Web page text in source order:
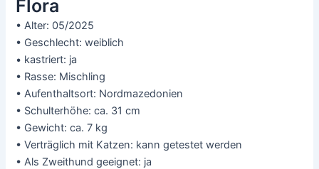
Flora
• Alter: 05/2025
• Geschlecht: weiblich
• kastriert: ja
• Rasse: Mischling
• Aufenthaltsort: Nordmazedonien
• Schulterhöhe: ca. 31 cm
• Gewicht: ca. 7 kg
• Verträglich mit Katzen: kann getestet werden
• Als Zweithund geeignet: ja